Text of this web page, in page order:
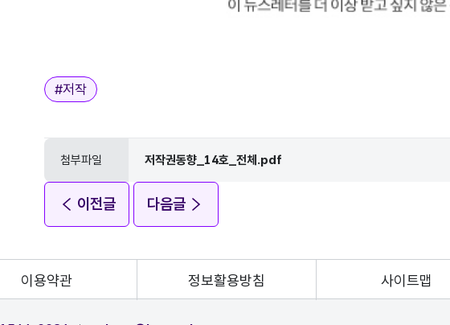
태그
#저작
첨부파일 저작권동향_14호_전체.pdf
이전글 다음글
이용약관 정보활용방침 사이트맵